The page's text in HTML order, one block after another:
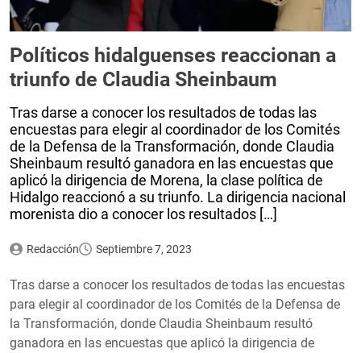
Políticos hidalguenses reaccionan a
triunfo de Claudia Sheinbaum
Tras darse a conocer los resultados de todas las
encuestas para elegir al coordinador de los Comités
de la Defensa de la Transformación, donde Claudia
Sheinbaum resultó ganadora en las encuestas que
aplicó la dirigencia de Morena, la clase política de
Hidalgo reaccionó a su triunfo. La dirigencia nacional
morenista dio a conocer los resultados […]
Redacción Septiembre 7, 2023
Tras darse a conocer los resultados de todas las encuestas
para elegir al coordinador de los Comités de la Defensa de
la Transformación, donde Claudia Sheinbaum resultó
ganadora en las encuestas que aplicó la dirigencia de